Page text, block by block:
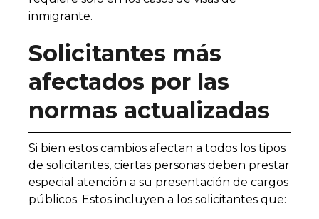
inmigrante.
Solicitantes más
afectados por las
normas actualizadas
Si bien estos cambios afectan a todos los tipos
de solicitantes, ciertas personas deben prestar
especial atención a su presentación de cargos
públicos. Estos incluyen a los solicitantes que: